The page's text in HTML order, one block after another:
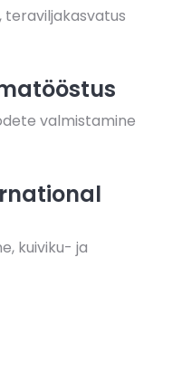
teraviljakasvatus
valmistamine
kuiviku- ja